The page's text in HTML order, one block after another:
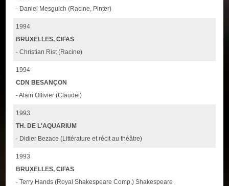
- Daniel Mesguich (Racine, Pinter)
1994
BRUXELLES, CIFAS
- Christian Rist (Racine)
1994
CDN BESANÇON
- Alain Ollivier (Claudel)
1993
TH. DE L'AQUARIUM
- Didier Bezace (Littérature et récit au théâtre)
1993
BRUXELLES, CIFAS
- Terry Hands (Royal Shakespeare Comp.) Shakespeare